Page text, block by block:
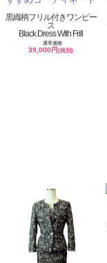
黒織柄フリル付きワンピー
ス
Black Dress With Frill
通常価格
39,000円(税別)